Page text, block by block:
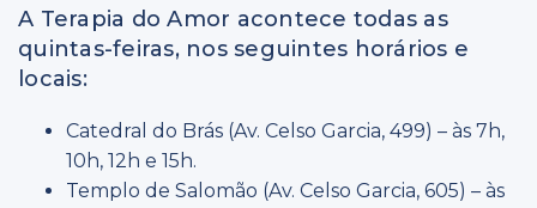
A Terapia do Amor acontece todas as
quintas-feiras, nos seguintes horários e
locais:
Catedral do Brás (Av. Celso Garcia, 499) – às 7h,
10h, 12h e 15h.
Templo de Salomão (Av. Celso Garcia, 605) – às